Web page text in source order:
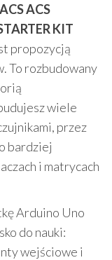
ACS ACS
KIT
propozycją
To rozbudowany
wiele
przez
bardziej
i matrycach
Arduino Uno
do nauki:
wejściowe i